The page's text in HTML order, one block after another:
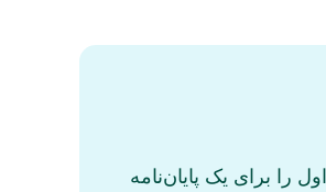
را برای یک پایان‌نامه